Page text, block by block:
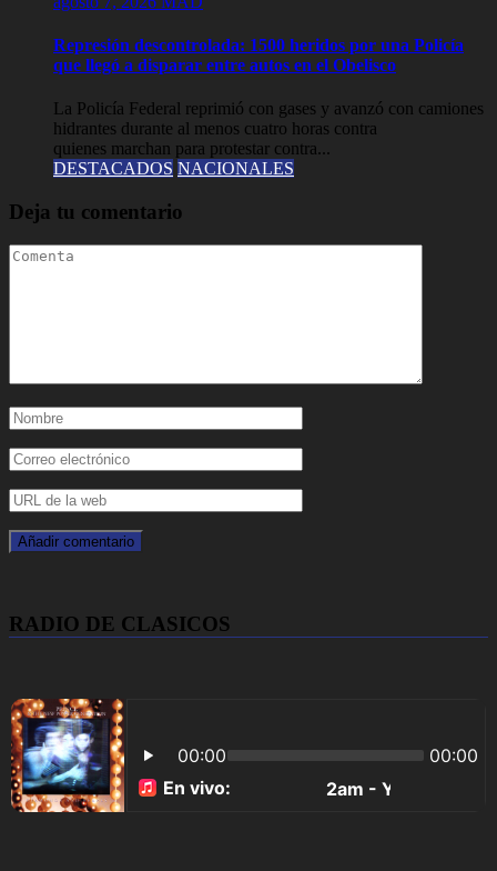
Represión descontrolada: 1500 heridos por una Policía
que llegó a disparar entre autos en el Obelisco
La Policía Federal reprimió con gases y avanzó con camiones
hidrantes durante al menos cuatro horas contra
quienes marchan para protestar contra...
DESTACADOS NACIONALES
Deja tu comentario
RADIO DE CLASICOS